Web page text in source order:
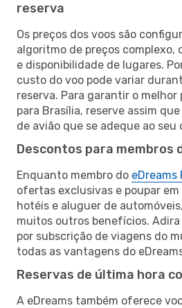
reserva
Os preços dos voos são
algoritmo de preços complexo,
e disponibilidade de lugares.
custo do voo pode variar
reserva. Para garantir o melhor
para Brasília, reserve assim
de avião que se adeque ao seu
Descontos para membros
Enquanto membro do eDreams
ofertas exclusivas e poupar
hotéis e aluguer de
muitos outros benefícios.
por subscrição de viagens do
todas as vantagens do
Reservas de última hora
A eDreams também oferece